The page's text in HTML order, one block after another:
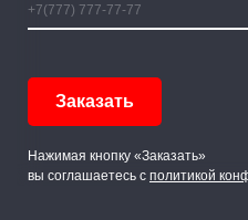
Нажимая кнопку «Заказать»
вы соглашаетесь с политикой